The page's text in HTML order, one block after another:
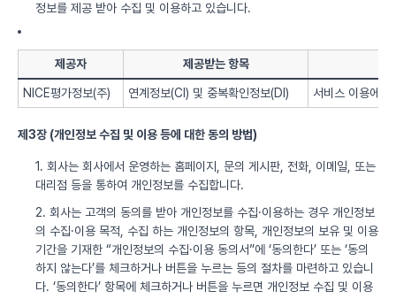
정보를 제공 받아 수집 및 이용하고 있습니다.
제공자 제공받는 항목
NICE평가정보(주) 연계정보(CI) 및 중복확인정보(DI) 서비스 이용에
제3장 (개인정보 수집 및 이용 등에 대한 동의 방법)
1. 회사는 회사에서 운영하는 홈페이지, 문의 게시판, 전화, 이메일, 또는
대리점 등을 통하여 개인정보를 수집합니다.
2. 회사는 고객의 동의를 받아 개인정보를 수집·이용하는 경우 개인정보
의 수집·이용 목적, 수집 하는 개인정보의 항목, 개인정보의 보유 및 이용
기간을 기재한 “개인정보의 수집·이용 동의서”에 ‘동의한다’ 또는 ‘동의
하지 않는다’를 체크하거나 버튼을 누르는 등의 절차를 마련하고 있습니
다. ‘동의한다’ 항목에 체크하거나 버튼을 누르면 개인정보 수집 및 이용